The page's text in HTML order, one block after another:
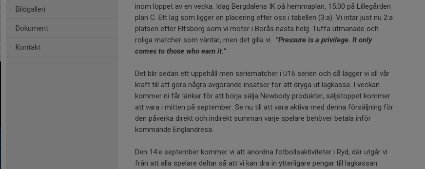
Bildgalleri
Dokument
Kontakt
inom loppet av en vecka. Idag Bergdalens IK på hemmaplan, 15:00 på Lillegården
plan C. Ett lag som ligger en placering efter oss i tabellen (3:a). Vi intar just nu 2:a
platsen efter Elfsborg som vi möter i Borås nästa helg. Tuffa utmanade och
roliga matcher som väntar, men det gilla vi. "Pressure is a privilege. It only
comes to those who earn it."
Det blir sedan ett uppehåll men seriematcher i U16 serien och då lägger vi all vår
kraft till att göra några avgörande insatser för att dryga ut lagkassa. I veckan
kommer ni får länkar för att börja sälja Newbody produkter, säljstoppet kommer
att vara i mitten på september. Se nu till att vara aktiva med denna försäljning för
den påverka direkt och indirekt summan varje spelare behöver betala inför
kommande Englandresa.
Den 14:e september kommer vi att anordna fotbollsaktiviteter i Ryd, där utgår vi
från att alla spelare deltar så att vi kan dra in ytterligare pengar till lagkassan.